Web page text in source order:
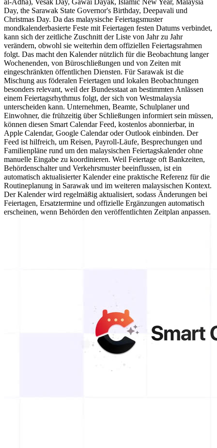
al-Adha), Vesak Day, Gawai Dayak, Islamic New Year, Malaysia
Day, the Sarawak State Governor's Birthday, Deepavali und
Christmas Day. Da das malaysische Feiertagsmuster
mondkalenderbasierte Feste mit Feiertagen festen Datums verbindet,
kann sich der zeitliche Zuschnitt der Liste von Jahr zu Jahr
verändern, obwohl sie weiterhin dem offiziellen Feiertagsrahmen
folgt. Das macht den Kalender nützlich für die Beobachtung langer
Wochenenden, von Büroschließungen und von Zeiten mit
eingeschränkten öffentlichen Diensten. Für Sarawak ist die
Mischung aus föderalen Feiertagen und lokalen Beobachtungen
besonders relevant, weil der Bundesstaat an bestimmten Anlässen
einem Feiertagsrhythmus folgt, der sich von Westmalaysia
unterscheiden kann. Unternehmen, Beamte, Schulplaner und
Einwohner, die frühzeitig über Schließungen informiert sein müssen,
können diesen Smart Calendar Feed, kostenlos abonnierbar, in
Apple Calendar, Google Calendar oder Outlook einbinden. Der
Feed ist hilfreich, um Reisen, Payroll-Läufe, Besprechungen und
Familienpläne rund um den malaysischen Feiertagskalender ohne
manuelle Eingabe zu koordinieren. Weil Feiertage oft Bankzeiten,
Behördenschalter und Verkehrsmuster beeinflussen, ist ein
automatisch aktualisierter Kalender eine praktische Referenz für die
Routineplanung in Sarawak und im weiteren malaysischen Kontext.
Der Kalender wird regelmäßig aktualisiert, sodass Änderungen bei
Feiertagen, Ersatztermine und offizielle Ergänzungen automatisch
erscheinen, wenn Behörden den veröffentlichten Zeitplan anpassen.